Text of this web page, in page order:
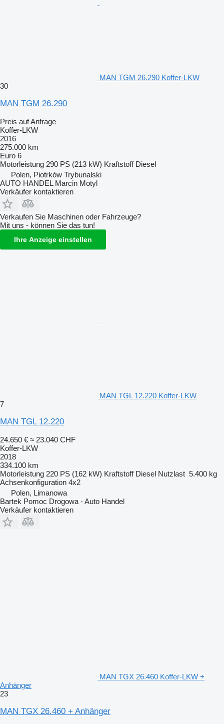
MAN TGM 26.290 Koffer-LKW
30
MAN TGM 26.290
Preis auf Anfrage
Koffer-LKW
2016
275.000 km
Euro 6
Motorleistung 290 PS (213 kW) Kraftstoff Diesel
Polen, Piotrków Trybunalski
AUTO HANDEL Marcin Motyl
Verkäufer kontaktieren
Verkaufen Sie Maschinen oder Fahrzeuge?
Mit uns - können Sie das tun!
Ihre Anzeige einstellen
MAN TGL 12.220 Koffer-LKW
7
MAN TGL 12.220
24.650 € ≈ 23.040 CHF
Koffer-LKW
2018
334.100 km
Motorleistung 220 PS (162 kW) Kraftstoff Diesel Nutzlast 5.400 kg
Achsenkonfiguration 4x2
Polen, Limanowa
Bartek Pomoc Drogowa - Auto Handel
Verkäufer kontaktieren
MAN TGX 26.460 Koffer-LKW +
Anhänger
23
MAN TGX 26.460 + Anhänger